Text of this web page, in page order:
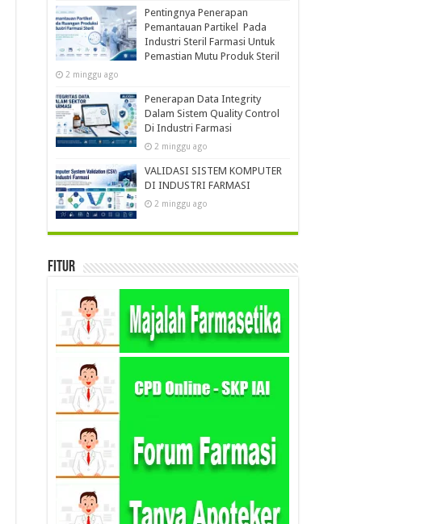
Pentingnya Penerapan
Pemantauan Partikel Pada
Industri Steril Farmasi Untuk
Pemastian Mutu Produk Steril
2 minggu ago
Penerapan Data Integrity
Dalam Sistem Quality Control
Di Industri Farmasi
2 minggu ago
VALIDASI SISTEM KOMPUTER
DI INDUSTRI FARMASI
2 minggu ago
Fitur